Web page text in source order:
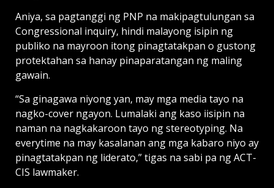
Aniya, sa pagtanggi ng PNP na makipagtulungan sa
Congressional inquiry, hindi malayong isipin ng
publiko na mayroon itong pinagtatakpan o gustong
protektahan sa hanay pinaparatangan ng maling
gawain.
“Sa ginagawa niyong yan, may mga media tayo na
nagko-cover ngayon. Lumalaki ang kaso iisipin na
naman na nagkakaroon tayo ng stereotyping. Na
everytime na may kasalanan ang mga kabaro niyo ay
pinagtatakpan ng liderato,” tigas na sabi pa ng ACT-
CIS lawmaker.